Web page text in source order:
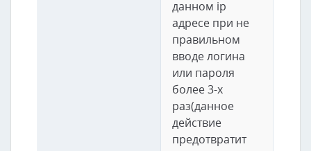
данном ip
адресе при не
правильном
вводе логина
или пароля
более 3-х
раз(данное
действие
предотвратит